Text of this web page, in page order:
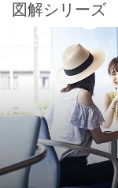
図解シリーズ